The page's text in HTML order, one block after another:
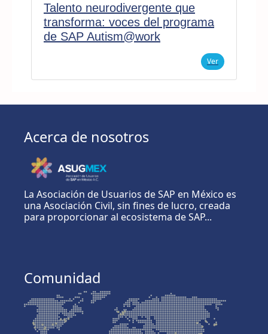
Talento neurodivergente que
transforma: voces del programa
de SAP Autism@work
Ver
Acerca de nosotros
La Asociación de Usuarios de SAP en México es
una Asociación Civil, sin fines de lucro, creada
para proporcionar al ecosistema de SAP...
Comunidad